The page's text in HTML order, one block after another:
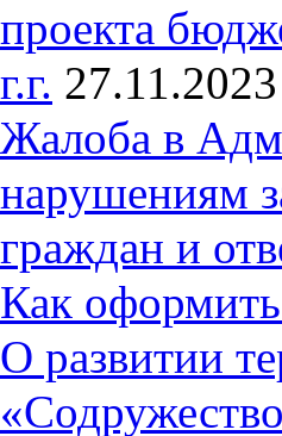
проекта
г.г. 27.11.2023
Жалоба в
нарушениям
граждан и
Как
О развитии